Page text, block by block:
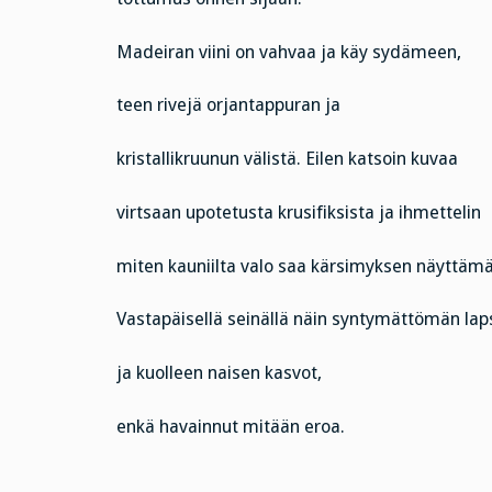
Madeiran viini on vahvaa ja käy sydämeen,
teen rivejä orjantappuran ja
kristallikruunun välistä. Eilen katsoin kuvaa
virtsaan upotetusta krusifiksista ja ihmettelin
miten kauniilta valo saa kärsimyksen
Vastapäisellä seinällä näin syntymättömän
ja kuolleen naisen kasvot,
enkä havainnut mitään eroa.